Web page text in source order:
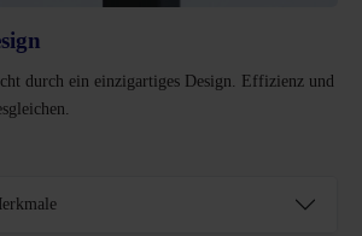
durch ein einzigartiges Design. Effizienz und